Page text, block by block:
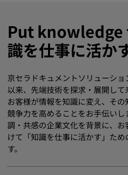
Put knowledge
識を仕事に活かす
京セラドキュメントソリューシ
以来、先端技術を探求・展開して
お客様が情報を知識に変え、その
競争力を高めることをお手伝い
調・共感の企業文化を背景に、
けて「知識を仕事に活かす」た
す。